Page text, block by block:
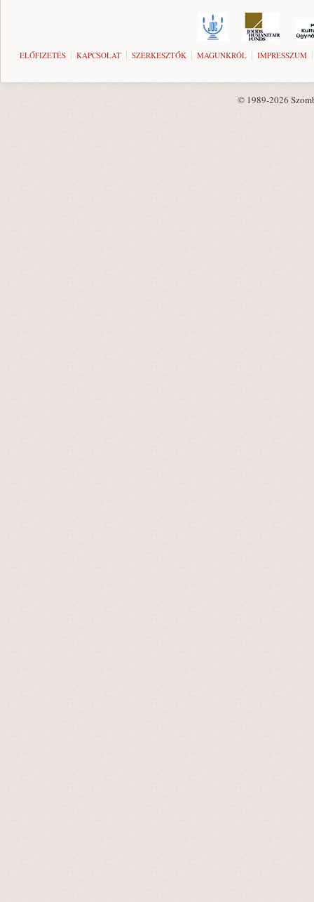
ELŐFIZETÉS KAPCSOLAT SZERKESZTŐK MAGUNKRÓL IMPRESSZUM
© 1989-2026